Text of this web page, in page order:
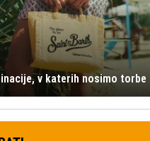
v katerih nosimo torbe